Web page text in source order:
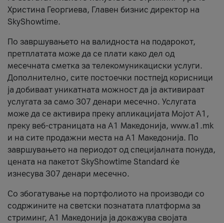
Христина Георгиева, Главен бизнис директор на
SkyShowtime.
По завршувањето на валидноста на подарокот,
претплатата може да се плати како дел од
месечната сметка за телекомуникациски услуги.
Дополнително, сите постоечки постпејд корисници
ја добиваат уникатната можност да ја активираат
услугата за само 307 денари месечно. Услугата
може да се активира преку апликацијата Мојот A1,
преку веб-страницата на А1 Македонија, www.a1.mk
и на сите продажни места на А1 Македонија. По
завршувањето на периодот од специјалната понуда,
цената на пакетот SkyShowtime Standard ќе
изнесува 307 денари месечно.
Со збогатување на портфолиото на производи со
содржините на светски познатата платформа за
стриминг, А1 Македонија ја докажува својата